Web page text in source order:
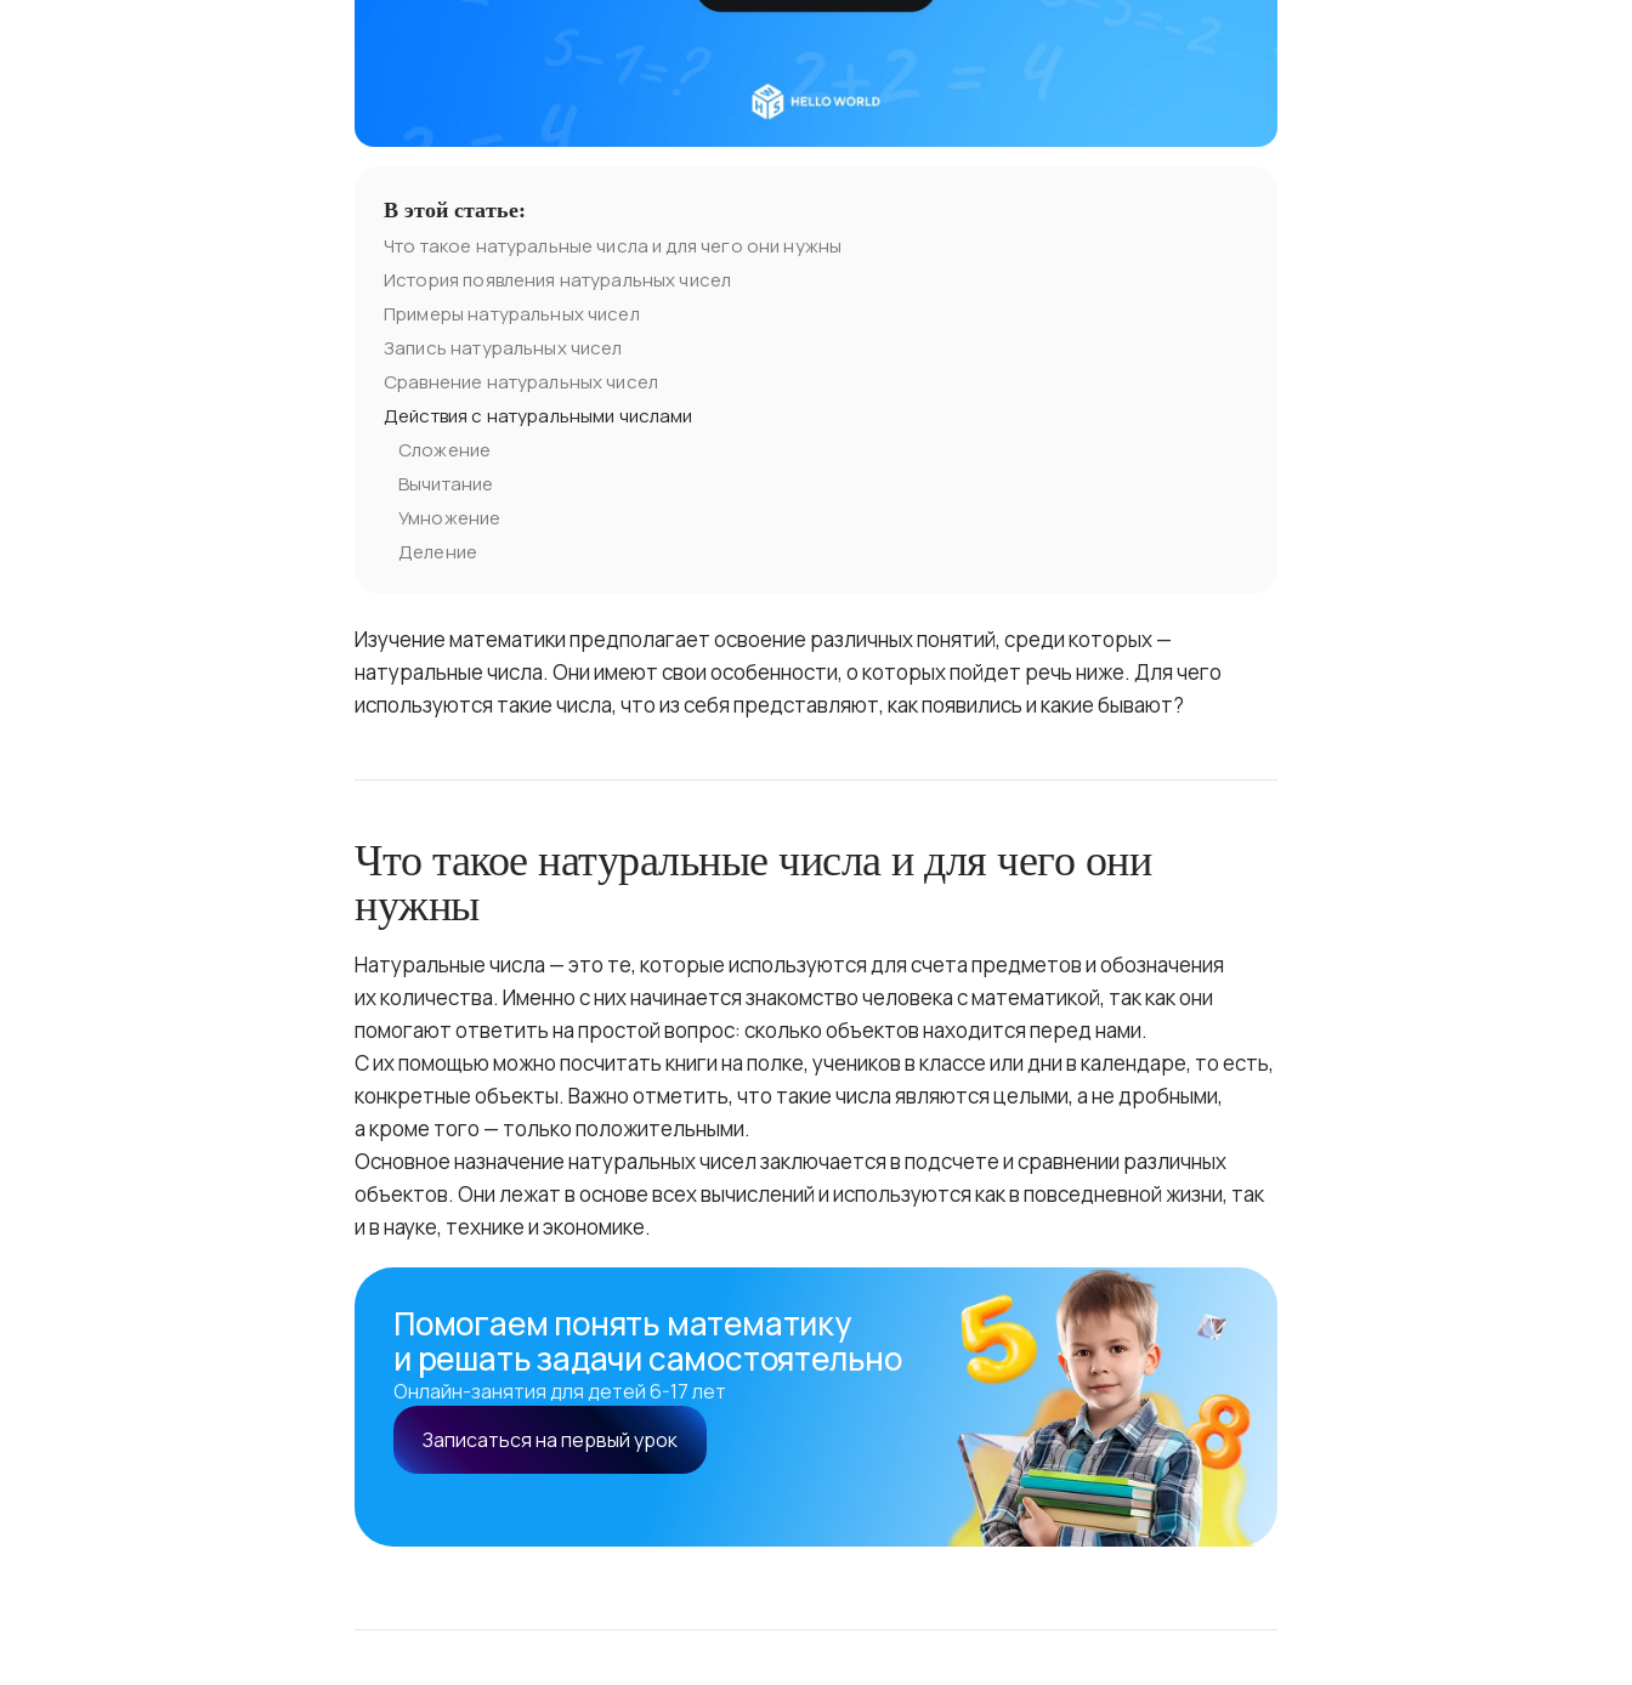
В этой статье:
Что такое натуральные числа и для чего они нужны
История появления натуральных чисел
Примеры натуральных чисел
Запись натуральных чисел
Сравнение натуральных чисел
Действия с натуральными числами
Сложение
Вычитание
Умножение
Деление
Изучение математики предполагает освоение различных понятий, среди которых —
натуральные числа. Они имеют свои особенности, о которых пойдет речь ниже. Для чего
используются такие числа, что из себя представляют, как появились и какие бывают?
Что такое натуральные числа и для чего они
нужны
Натуральные числа — это те, которые используются для счета предметов и обозначения
их количества. Именно с них начинается знакомство человека с математикой, так как они
помогают ответить на простой вопрос: сколько объектов находится перед нами.
С их помощью можно посчитать книги на полке, учеников в классе или дни в календаре, то есть,
конкретные объекты. Важно отметить, что такие числа являются целыми, а не дробными,
а кроме того — только положительными.
Основное назначение натуральных чисел заключается в подсчете и сравнении различных
объектов. Они лежат в основе всех вычислений и используются как в повседневной жизни, так
и в науке, технике и экономике.
Помогаем понять математику
и решать задачи самостоятельно
Онлайн-занятия для детей 6-17 лет
Записаться на первый урок